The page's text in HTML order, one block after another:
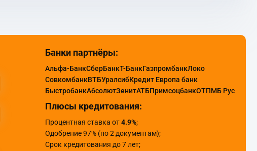
Банки партнёры:
Альфа-БанкСберБанкТ-БанкГазпромбанкЛоко
СовкомбанкВТБУралсибКредит Европа банк
БыстробанкАбсолютЗенитАТБПримсоцбанкОТПМБ Рус
Плюсы кредитования:
Процентная ставка от4.9%;
Одобрение 97% (по 2 документам);
Срок кредитования до 7 лет;